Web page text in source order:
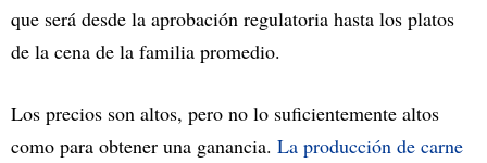
que será desde la aprobación regulatoria hasta los platos
de la cena de la familia promedio.
Los precios son altos, pero no lo suficientemente altos
como para obtener una ganancia. La producción de carne